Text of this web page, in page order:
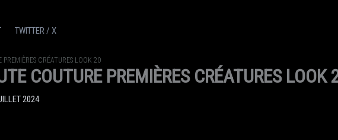
TWITTER / X
CRÉATURES LOOK 20
COUTURE PREMIÈRES CRÉATURES LOOK
2024